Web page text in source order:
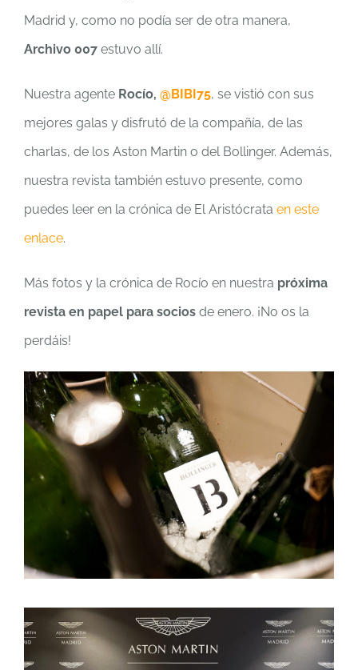
Madrid y, como no podía ser de otra manera,
Archivo 007 estuvo allí.
Nuestra agente Rocío, @BIBI75, se vistió con sus
mejores galas y disfrutó de la compañía, de las
charlas, de los Aston Martin o del Bollinger. Además,
nuestra revista también estuvo presente, como
puedes leer en la crónica de El Aristócrata en este
enlace.
Más fotos y la crónica de Rocío en nuestra próxima
revista en papel para socios de enero. ¡No os la
perdáis!